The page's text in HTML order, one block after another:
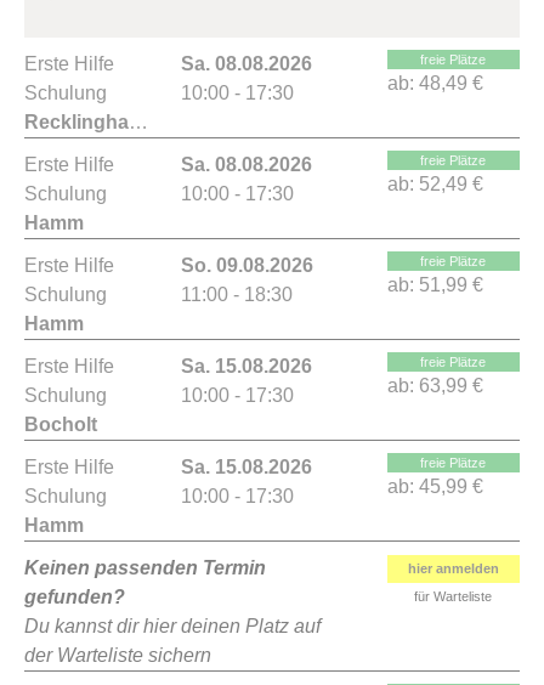
Erste Hilfe
Schulung
Recklinghausen
Sa. 08.08.2026
10:00 - 17:30
freie Plätze
ab: 48,49 €
Erste Hilfe
Schulung
Hamm
Sa. 08.08.2026
10:00 - 17:30
freie Plätze
ab: 52,49 €
Erste Hilfe
Schulung
Hamm
So. 09.08.2026
11:00 - 18:30
freie Plätze
ab: 51,99 €
Erste Hilfe
Schulung
Bocholt
Sa. 15.08.2026
10:00 - 17:30
freie Plätze
ab: 63,99 €
Erste Hilfe
Schulung
Hamm
Sa. 15.08.2026
10:00 - 17:30
freie Plätze
ab: 45,99 €
Keinen passenden Termin
gefunden?
Du kannst dir hier deinen Platz auf
der Warteliste sichern
hier anmelden
für Warteliste